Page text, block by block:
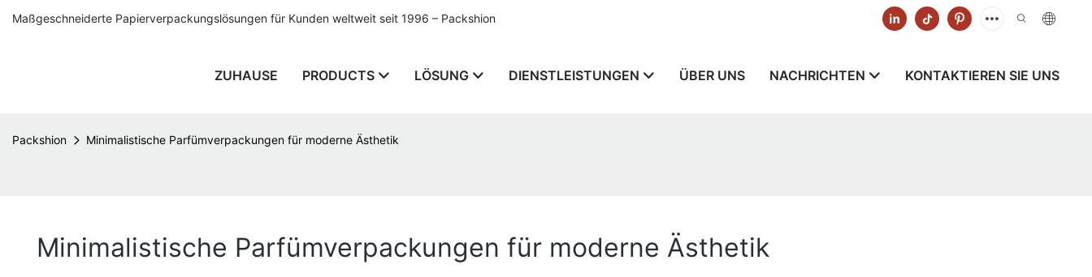
Maßgeschneiderte Papierverpackungslösungen für Kunden weltweit seit 1996 – Packshion
ZUHAUSE PRODUCTS LÖSUNG DIENSTLEISTUNGEN ÜBER UNS NACHRICHTEN KONTAKTIEREN SIE UNS
Packshion Minimalistische Parfümverpackungen für moderne Ästhetik
Minimalistische Parfümverpackungen für moderne Ästhetik